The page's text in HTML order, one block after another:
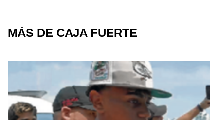
MÁS DE CAJA FUERTE